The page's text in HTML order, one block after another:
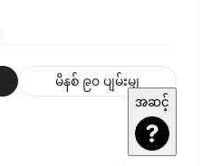
မိနစ် ၉၀ ပျမ်းမျှ
အဆင့်